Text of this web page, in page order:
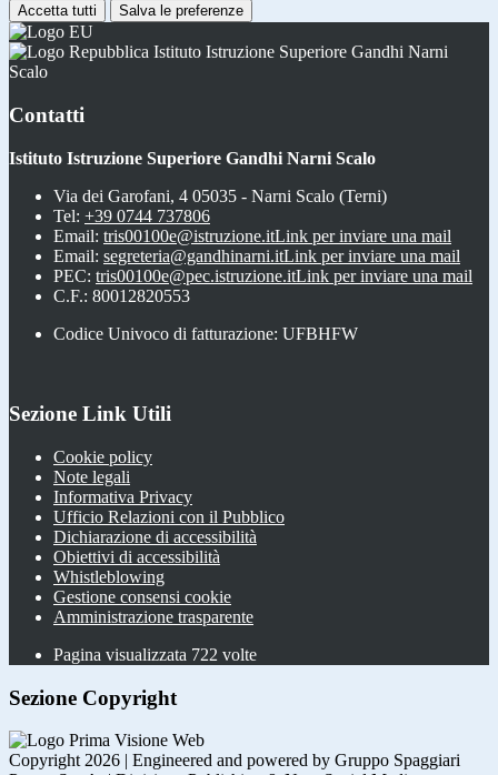
Accetta tutti Salva le preferenze
Istituto Istruzione Superiore Gandhi Narni
Scalo
Contatti
Istituto Istruzione Superiore Gandhi Narni Scalo
Via dei Garofani, 4 05035 - Narni Scalo (Terni)
Tel: +39 0744 737806
Email: tris00100e@istruzione.itLink per inviare una mail
Email: segreteria@gandhinarni.itLink per inviare una mail
PEC: tris00100e@pec.istruzione.itLink per inviare una mail
C.F.: 80012820553
Codice Univoco di fatturazione: UFBHFW
Sezione Link Utili
Cookie policy
Note legali
Informativa Privacy
Ufficio Relazioni con il Pubblico
Dichiarazione di accessibilità
Obiettivi di accessibilità
Whistleblowing
Gestione consensi cookie
Amministrazione trasparente
Pagina visualizzata 722 volte
Sezione Copyright
Copyright 2026 | Engineered and powered by Gruppo Spaggiari